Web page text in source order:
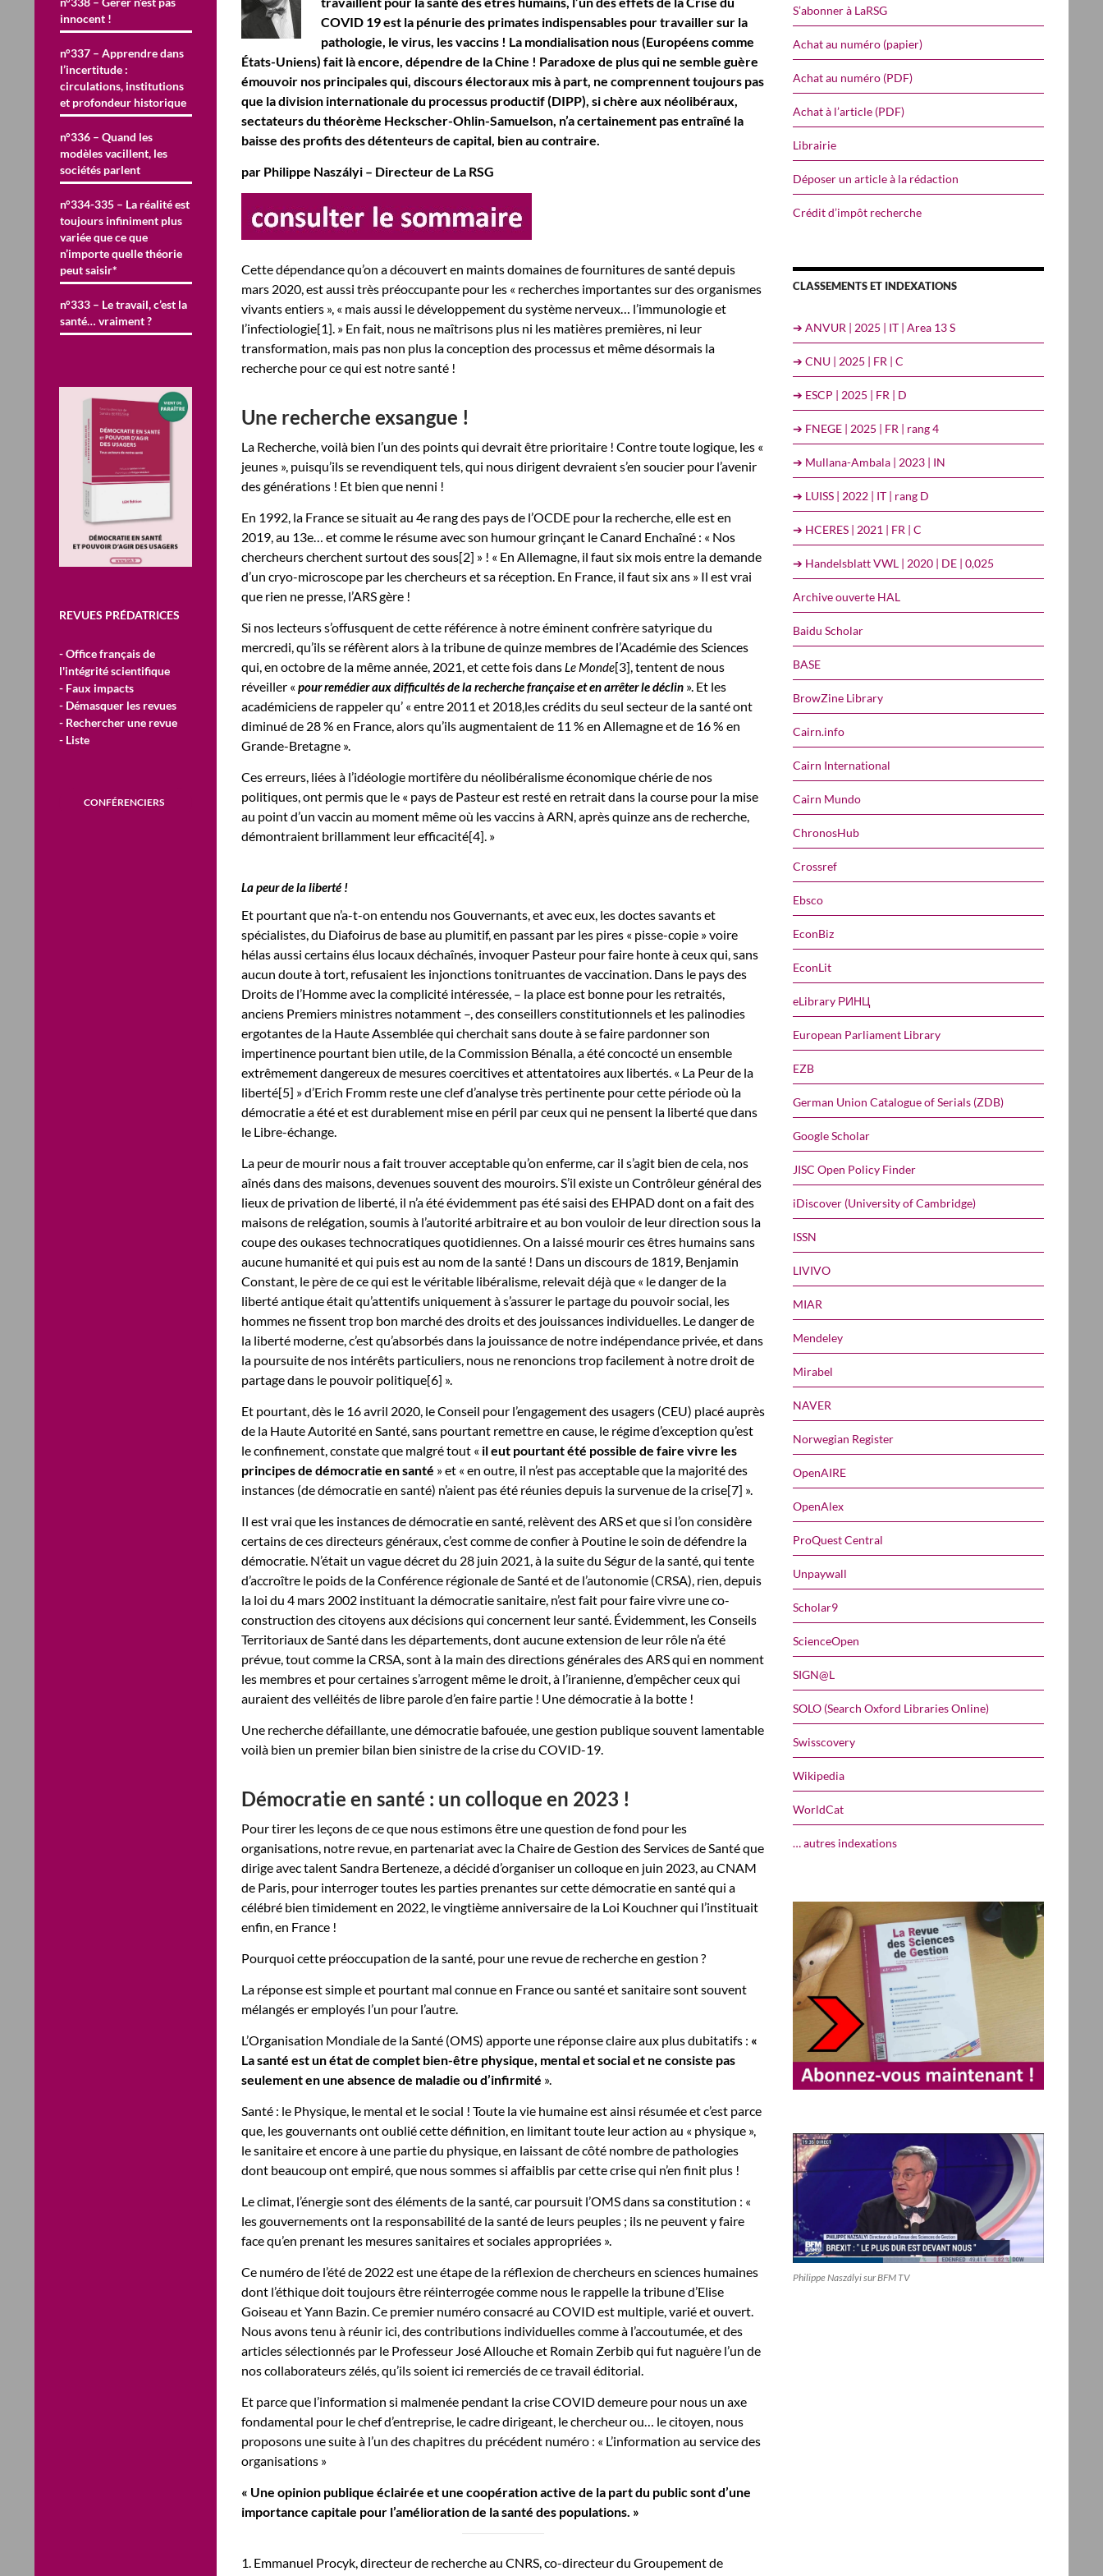
COVID 19 est la pénurie des primates indispensables pour travailler sur la
pathologie, le virus, les vaccins ! La mondialisation nous (Européens comme
États-Uniens) fait là encore, dépendre de la Chine ! Paradoxe de plus qui ne semble guère
émouvoir nos principales qui, discours électoraux mis à part, ne comprennent toujours pas
que la division internationale du processus productif (DIPP), si chère aux néolibéraux,
sectateurs du théorème Heckscher-Ohlin-Samuelson, n’a certainement pas entraîné la
baisse des profits des détenteurs de capital, bien au contraire.
par Philippe Naszályi – Directeur de La RSG
Cette dépendance qu’on a découvert en maints domaines de fournitures de santé depuis
mars 2020, est aussi très préoccupante pour les « recherches importantes sur des organismes
vivants entiers », « mais aussi le développement du système nerveux… l’immunologie et
l’infectiologie[1]. » En fait, nous ne maîtrisons plus ni les matières premières, ni leur
transformation, mais pas non plus la conception des processus et même désormais la
recherche pour ce qui est notre santé !
Une recherche exsangue !
La Recherche, voilà bien l’un des points qui devrait être prioritaire ! Contre toute logique, les «
jeunes », puisqu’ils se revendiquent tels, qui nous dirigent devraient s’en soucier pour l’avenir
des générations ! Et bien que nenni !
En 1992, la France se situait au 4e rang des pays de l’OCDE pour la recherche, elle est en
2019, au 13e… et comme le résume avec son humour grinçant le Canard Enchaîné : « Nos
chercheurs cherchent surtout des sous[2] » ! « En Allemagne, il faut six mois entre la demande
d’un cryo-microscope par les chercheurs et sa réception. En France, il faut six ans » Il est vrai
que rien ne presse, l’ARS gère !
Si nos lecteurs s’offusquent de cette référence à notre éminent confrère satyrique du
mercredi, qu’ils se réfèrent alors à la tribune de quinze membres de l’Académie des Sciences
qui, en octobre de la même année, 2021, et cette fois dans Le Monde[3], tentent de nous
réveiller « pour remédier aux difficultés de la recherche française et en arrêter le déclin ». Et les
académiciens de rappeler qu’ « entre 2011 et 2018,les crédits du seul secteur de la santé ont
diminué de 28 % en France, alors qu’ils augmentaient de 11 % en Allemagne et de 16 % en
Grande-Bretagne ».
Ces erreurs, liées à l’idéologie mortifère du néolibéralisme économique chérie de nos
politiques, ont permis que le « pays de Pasteur est resté en retrait dans la course pour la mise
au point d’un vaccin au moment même où les vaccins à ARN, après quinze ans de recherche,
démontraient brillamment leur efficacité[4]. »
La peur de la liberté !
Et pourtant que n’a-t-on entendu nos Gouvernants, et avec eux, les doctes savants et
spécialistes, du Diafoirus de base au plumitif, en passant par les pires « pisse-copie » voire
hélas aussi certains élus locaux déchaînés, invoquer Pasteur pour faire honte à ceux qui, sans
aucun doute à tort, refusaient les injonctions tonitruantes de vaccination. Dans le pays des
Droits de l’Homme avec la complicité intéressée, – la place est bonne pour les retraités,
anciens Premiers ministres notamment –, des conseillers constitutionnels et les palinodies
ergotantes de la Haute Assemblée qui cherchait sans doute à se faire pardonner son
impertinence pourtant bien utile, de la Commission Bénalla, a été concocté un ensemble
extrêmement dangereux de mesures coercitives et attentatoires aux libertés. « La Peur de la
liberté[5] » d’Erich Fromm reste une clef d’analyse très pertinente pour cette période où la
démocratie a été et est durablement mise en péril par ceux qui ne pensent la liberté que dans
le Libre-échange.
La peur de mourir nous a fait trouver acceptable qu’on enferme, car il s’agit bien de cela, nos
aînés dans des maisons, devenues souvent des mouroirs. S’il existe un Contrôleur général des
lieux de privation de liberté, il n’a été évidemment pas été saisi des EHPAD dont on a fait des
maisons de relégation, soumis à l’autorité arbitraire et au bon vouloir de leur direction sous la
coupe des oukases technocratiques quotidiennes. On a laissé mourir ces êtres humains sans
aucune humanité et qui puis est au nom de la santé ! Dans un discours de 1819, Benjamin
Constant, le père de ce qui est le véritable libéralisme, relevait déjà que « le danger de la
liberté antique était qu’attentifs uniquement à s’assurer le partage du pouvoir social, les
hommes ne fissent trop bon marché des droits et des jouissances individuelles. Le danger de
la liberté moderne, c’est qu’absorbés dans la jouissance de notre indépendance privée, et dans
la poursuite de nos intérêts particuliers, nous ne renoncions trop facilement à notre droit de
partage dans le pouvoir politique[6] ».
Et pourtant, dès le 16 avril 2020, le Conseil pour l’engagement des usagers (CEU) placé auprès
de la Haute Autorité en Santé, sans pourtant remettre en cause, le régime d’exception qu’est
le confinement, constate que malgré tout « il eut pourtant été possible de faire vivre les
principes de démocratie en santé » et « en outre, il n’est pas acceptable que la majorité des
instances (de démocratie en santé) n’aient pas été réunies depuis la survenue de la crise[7] ».
Il est vrai que les instances de démocratie en santé, relèvent des ARS et que si l’on considère
certains de ces directeurs généraux, c’est comme de confier à Poutine le soin de défendre la
démocratie. N’était un vague décret du 28 juin 2021, à la suite du Ségur de la santé, qui tente
d’accroître le poids de la Conférence régionale de Santé et de l’autonomie (CRSA), rien, depuis
la loi du 4 mars 2002 instituant la démocratie sanitaire, n’est fait pour faire vivre une co-
construction des citoyens aux décisions qui concernent leur santé. Évidemment, les Conseils
Territoriaux de Santé dans les départements, dont aucune extension de leur rôle n’a été
prévue, tout comme la CRSA, sont à la main des directions générales des ARS qui en nomment
les membres et pour certaines s’arrogent même le droit, à l’iranienne, d’empêcher ceux qui
auraient des velléités de libre parole d’en faire partie ! Une démocratie à la botte !
Une recherche défaillante, une démocratie bafouée, une gestion publique souvent lamentable
voilà bien un premier bilan bien sinistre de la crise du COVID-19.
Démocratie en santé : un colloque en 2023 !
Pour tirer les leçons de ce que nous estimons être une question de fond pour les
organisations, notre revue, en partenariat avec la Chaire de Gestion des Services de Santé que
dirige avec talent Sandra Berteneze, a décidé d’organiser un colloque en juin 2023, au CNAM
de Paris, pour interroger toutes les parties prenantes sur cette démocratie en santé qui a
célébré bien timidement en 2022, le vingtième anniversaire de la Loi Kouchner qui l’instituait
enfin, en France !
Pourquoi cette préoccupation de la santé, pour une revue de recherche en gestion ?
La réponse est simple et pourtant mal connue en France ou santé et sanitaire sont souvent
mélangés er employés l’un pour l’autre.
L’Organisation Mondiale de la Santé (OMS) apporte une réponse claire aux plus dubitatifs : «
La santé est un état de complet bien-être physique, mental et social et ne consiste pas
seulement en une absence de maladie ou d’infirmité ».
Santé : le Physique, le mental et le social ! Toute la vie humaine est ainsi résumée et c’est parce
que, les gouvernants ont oublié cette définition, en limitant toute leur action au « physique »,
le sanitaire et encore à une partie du physique, en laissant de côté nombre de pathologies
dont beaucoup ont empiré, que nous sommes si affaiblis par cette crise qui n’en finit plus !
Le climat, l’énergie sont des éléments de la santé, car poursuit l’OMS dans sa constitution : «
les gouvernements ont la responsabilité de la santé de leurs peuples ; ils ne peuvent y faire
face qu’en prenant les mesures sanitaires et sociales appropriées ».
Ce numéro de l’été de 2022 est une étape de la réflexion de chercheurs en sciences humaines
dont l’éthique doit toujours être réinterrogée comme nous le rappelle la tribune d’Elise
Goiseau et Yann Bazin. Ce premier numéro consacré au COVID est multiple, varié et ouvert.
Nous avons tenu à réunir ici, des contributions individuelles comme à l’accoutumée, et des
articles sélectionnés par le Professeur José Allouche et Romain Zerbib qui fut naguère l’un de
nos collaborateurs zélés, qu’ils soient ici remerciés de ce travail éditorial.
Et parce que l’information si malmenée pendant la crise COVID demeure pour nous un axe
fondamental pour le chef d’entreprise, le cadre dirigeant, le chercheur ou… le citoyen, nous
proposons une suite à l’un des chapitres du précédent numéro : « L’information au service des
organisations »
« Une opinion publique éclairée et une coopération active de la part du public sont d’une
importance capitale pour l’amélioration de la santé des populations. »
1. Emmanuel Procyk, directeur de recherche au CNRS, co-directeur du Groupement de
S’abonner à LaRSG
Achat au numéro (papier)
Achat au numéro (PDF)
Achat à l’article (PDF)
Librairie
Déposer un article à la rédaction
Crédit d’impôt recherche
CLASSEMENTS ET INDEXATIONS
➔ ANVUR | 2025 | IT | Area 13 S
➔ CNU | 2025 | FR | C
➔ ESCP | 2025 | FR | D
➔ FNEGE | 2025 | FR | rang 4
➔ Mullana-Ambala | 2023 | IN
➔ LUISS | 2022 | IT | rang D
➔ HCERES | 2021 | FR | C
➔ Handelsblatt VWL | 2020 | DE | 0,025
Archive ouverte HAL
Baidu Scholar
BASE
BrowZine Library
Cairn.info
Cairn International
Cairn Mundo
ChronosHub
Crossref
Ebsco
EconBiz
EconLit
eLibrary РИНЦ
European Parliament Library
EZB
German Union Catalogue of Serials (ZDB)
Google Scholar
JISC Open Policy Finder
iDiscover (University of Cambridge)
ISSN
LIVIVO
MIAR
Mendeley
Mirabel
NAVER
Norwegian Register
OpenAIRE
OpenAlex
ProQuest Central
Unpaywall
Scholar9
ScienceOpen
SIGN@L
SOLO (Search Oxford Libraries Online)
Swisscovery
Wikipedia
WorldCat
… autres indexations
Philippe Naszályi sur BFM TV
innocent !
n°337 – Apprendre dans
l’incertitude :
circulations, institutions
et profondeur historique
n°336 – Quand les
modèles vacillent, les
sociétés parlent
n°334-335 – La réalité est
toujours infiniment plus
variée que ce que
n’importe quelle théorie
peut saisir*
n°333 – Le travail, c’est la
santé… vraiment ?
REVUES PRÉDATRICES
- Office français de
l'intégrité scientifique
- Faux impacts
- Démasquer les revues
- Rechercher une revue
- Liste
CONFÉRENCIERS